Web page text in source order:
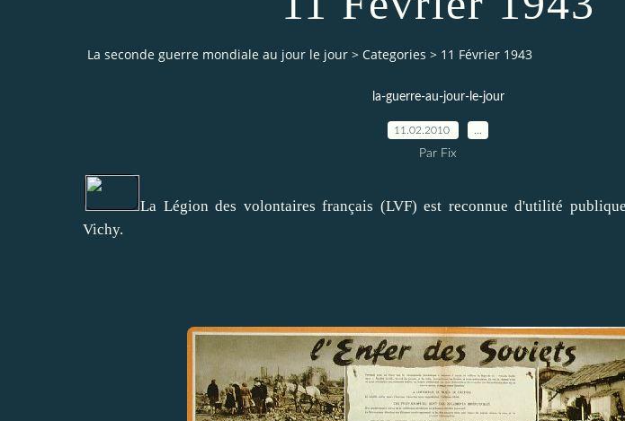
La seconde guerre mondiale au jour le jour > Categories > 11 Février 1943
la-guerre-au-jour-le-jour
11.02.2010
Par Fix
La Légion des volontaires français (LVF) est reconnue d'utilité
Vichy.